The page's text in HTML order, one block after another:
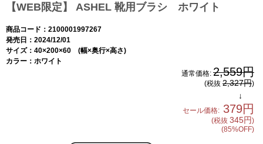
【WEB限定】 ASHEL 靴用ブラシ ホワイト
商品コード：2100001997267
発売日：2024/12/01
サイズ：40×200×60 (幅×奥行×高さ)
カラー：ホワイト
通常価格: 2,559円
(税抜 2,327円)
↓
セール価格: 379円
(税抜 345円)
(85%OFF)